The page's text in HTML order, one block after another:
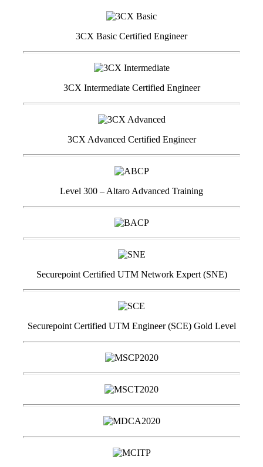
3CX Basic Certified Engineer
3CX Intermediate Certified Engineer
3CX Advanced Certified Engineer
Level 300 – Altaro Advanced Training
Securepoint Certified UTM Network Expert (SNE)
Securepoint Certified UTM Engineer (SCE) Gold Level